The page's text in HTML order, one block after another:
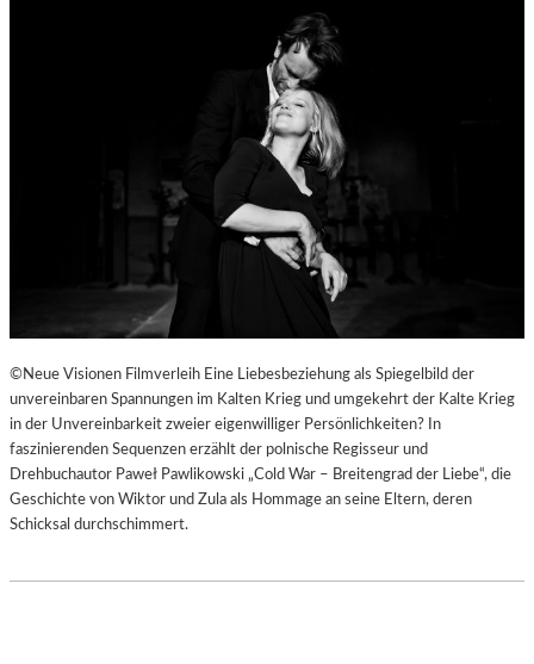
©Neue Visionen Filmverleih Eine Liebesbeziehung als Spiegelbild der
unvereinbaren Spannungen im Kalten Krieg und umgekehrt der Kalte Krieg
in der Unvereinbarkeit zweier eigenwilliger Persönlichkeiten? In
faszinierenden Sequenzen erzählt der polnische Regisseur und
Drehbuchautor Paweł Pawlikowski „Cold War – Breitengrad der Liebe“, die
Geschichte von Wiktor und Zula als Hommage an seine Eltern, deren
Schicksal durchschimmert.